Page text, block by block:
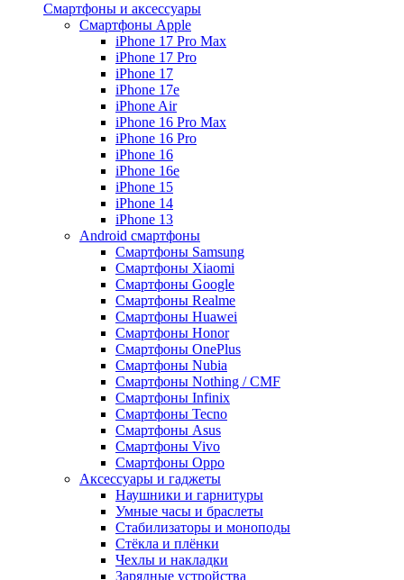
Смартфоны и аксессуары
Смартфоны Apple
iPhone 17 Pro Max
iPhone 17 Pro
iPhone 17
iPhone 17e
iPhone Air
iPhone 16 Pro Max
iPhone 16 Pro
iPhone 16
iPhone 16e
iPhone 15
iPhone 14
iPhone 13
Android cмартфоны
Смартфоны Samsung
Смартфоны Xiaomi
Смартфоны Google
Смартфоны Realme
Смартфоны Huawei
Смартфоны Honor
Смартфоны OnePlus
Смартфоны Nubia
Смартфоны Nothing / CMF
Смартфоны Infinix
Смартфоны Tecno
Смартфоны Asus
Смартфоны Vivo
Смартфоны Oppo
Аксессуары и гаджеты
Наушники и гарнитуры
Умные часы и браслеты
Стабилизаторы и моноподы
Стёкла и плёнки
Чехлы и накладки
Зарядные устройства